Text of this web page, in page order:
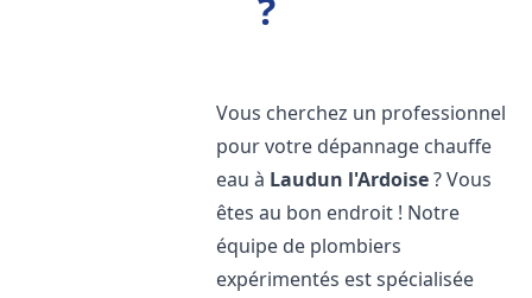
Vous cherchez un professionnel
pour votre dépannage chauffe
eau à Laudun l'Ardoise? Vous
êtes au bon endroit ! Notre
équipe de plombiers
expérimentés est spécialisée